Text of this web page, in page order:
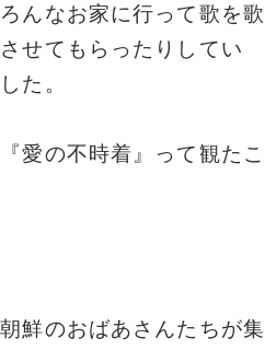
んなお家に行って歌を歌
せてもらったりしてい
た。
愛の不時着』って観たこ
鮮のおばあさんたちが集